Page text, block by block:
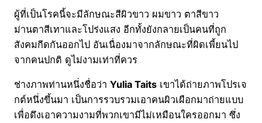
ผู้ที่เป็นโรคนี้จะมีลักษณะสีผิวขาว ผมขาว ตาสีขาว
ม่านตาสีเทาและโปร่งแสง อีกทั้งยังกลายเป็นคนที่ถูก
สังคมกีดกันออกไป อันเนื่องมาจากลักษณะที่ผิดเพี้ยนไป
จากคนปกติ ดูไม่งามเท่าที่ควร
ช่างภาพท่านหนึ่งชื่อว่า Yulia Taits เขาได้ถ่ายภาพโปรเจ
กต์หนึ่งขึ้นมา เป็นการรวบรวมเอาคนผิวเผือกมาถ่ายแบบ
เพื่อดึงเอาความงามที่พวกเขามีไม่เหมือนใครออกมา ซึ่ง